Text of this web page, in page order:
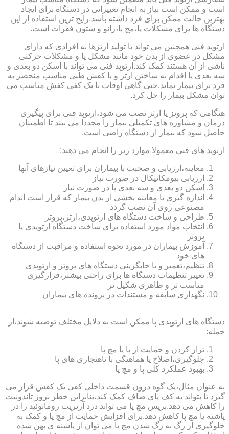
است و ممکن است نیاز به انجام تغییراتی در دستگاه برای ایجاد
بهترین حالت ممکن برای فرد داشته باشد.رایج ترین استفاده از این
دستگاه ها برای مشکلات پا،مچ پا،زانو و ستون فقرات است.
ارتوپد فنی همچنین می تواند با تولید ارتزها به افرادی که دارای
مشکل در عضوی از بدن خود مانند مشکل پا و مشکلات حرکتی
ناشی از آن هستند کمک کند.ارتوپد فنی می تواند با اسکن دو بعدی و
سه بعدی پا اقدام به ساختن ارتز و یا کفش طبی مناسب منحصر به
فرد برای بیمار نماید.حتی گاهی اوقات با یک کفی کفش مناسب می
توان مشکل بیمار را حل کرد.
هنگامی که پروتز یا ارتز نصب می شود،ارتوپد فنی برای پیگیری
درمان و مشاوره های تکمیلی بیمار را مجددا می بیند تا اطمینان
حاصل شود که بیمار از دستگاه راضی است.
ارتوپد های فنی معمولا موارد زیر را انجام می دهند:
معاینه،ارزیابی و صحبت با بیماران برای تعیین نیازهای آنها
ارزیابی بیومکانیکال در صورت نیاز
اسکن دو بعدی و سه بعدی پا در صورت نیاز
اندازه گیری یا معاینه بخشی از بدن بیمار که قرار است اندام
مصنوعی روی آن نصب گردد
طراحی و ساخت دستگاه های ارتوپدی،ارتز،پروتز
انتخاب مواد مورد استفاده برای ساخت دستگاه ارتوپدی یا
پروتز
آموزش بیماران در مورد نحوه استفاده و مراقبت از دستگاه
های خود
تنظیم،تعمیر و یا جایگزینی دستگاه های پروتز و ارتوپدی
تغییر تنظیمات دستگاه ها برای راحتی بیشتر،قرارگیری
مناسب تر و ظاهری شکیل تر
نگهداری سابقه و مستندات در پرونده های بیماران
دستگاه های ارتوپدی پا ممکن است به دلایل مختلف توصیه شوند،از
جمله:
تراز کردن و حمایت از پا یا مچ پا
جلوگیری،اصلاح یا هماهنگی با ناهنجاری های پا
بهبود عملکرد کلی پا و مچ پا
به عنوان مثال،یک گوه درون قسمت داخلی کفی یک کفش قرار می
گیرد تا بتواند به کف پای صاف کمک کند،بنابراین خطر بروز تاندونیت
را کاهش می دهد.بریس مچ پا می تواند درد آرتریت روماتوئید را در
پاشنه یا مچ پا کاهش دهد.برای افزایش حمایت از مچ پا و کمک به
جلوگیری از رگ به رگ شدن مچ پا می توان از پاشنه ی پهن شده